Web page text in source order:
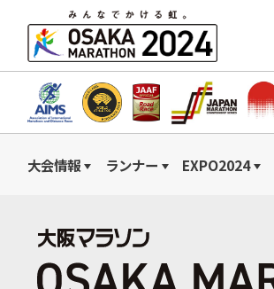
大会情報 ランナー EXPO2024